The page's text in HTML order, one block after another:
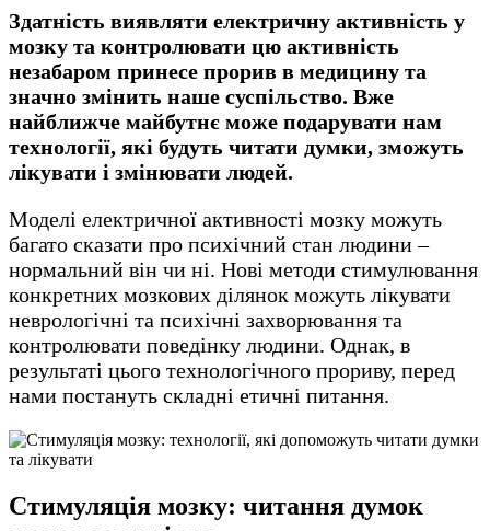
Здатність виявляти електричну активність у
мозку та контролювати цю активність
незабаром принесе прорив в медицину та
значно змінить наше суспільство. Вже
найближче майбутнє може подарувати нам
технології, які будуть читати думки, зможуть
лікувати і змінювати людей.
Моделі електричної активності мозку можуть
багато сказати про психічний стан людини –
нормальний він чи ні. Нові методи стимулювання
конкретних мозкових ділянок можуть лікувати
неврологічні та психічні захворювання та
контролювати поведінку людини. Однак, в
результаті цього технологічного прориву, перед
нами постануть складні етичні питання.
Стимуляція мозку: читання думок